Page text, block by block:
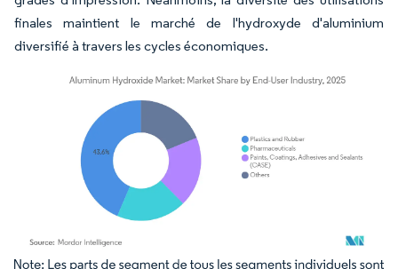
finales maintient le marché de l'hydroxyde d'aluminium
diversifié à travers les cycles économiques.